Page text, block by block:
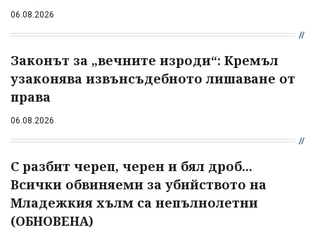
06.08.2026
Законът за „вечните изроди“: Кремъл
узаконява извънсъдебното лишаване от
права
06.08.2026
С разбит череп, черен и бял дроб...
Всички обвиняеми за убийството на
Младежкия хълм са непълнолетни
(ОБНОВЕНА)